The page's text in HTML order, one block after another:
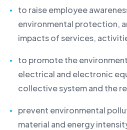
to raise employee
environmental protection,
impacts of services,
to promote the
electrical and electronic
collective system and the
prevent environmental
material and energy